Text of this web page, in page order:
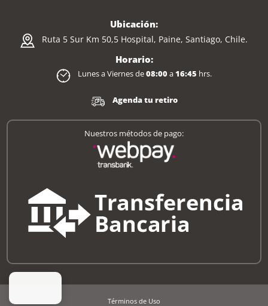
Ubicación:
Ruta 5 Sur Km 50,5 Hospital, Paine, Santiago, Chile.
Horario:
Lunes a Viernes de08:00a16:45 hrs.
Agenda tu retiro
Nuestros métodos de pago:
Términos de Uso